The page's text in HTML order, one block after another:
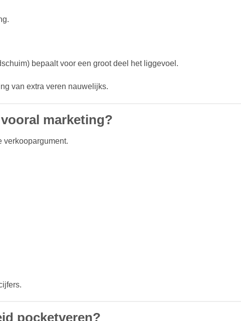
bepaalt voor een groot deel het liggevoel.
van extra veren nauwelijks.
marketing?
verkoopargument.
pocketveren?